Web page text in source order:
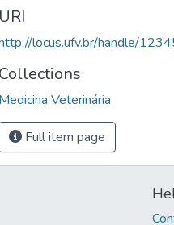
URI
locus.ufv.br/handle/
Collections
Medicina Veterinária
Full item page